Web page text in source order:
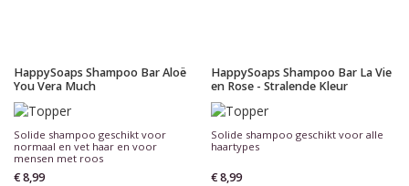
HappySoaps Shampoo Bar Aloë
You Vera Much
Solide shampoo geschikt voor
normaal en vet haar en voor
mensen met roos
€ 8,99
HappySoaps Shampoo Bar La Vie
en Rose - Stralende Kleur
Solide shampoo geschikt voor alle
haartypes
€ 8,99